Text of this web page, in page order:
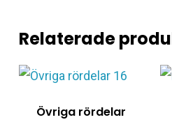
Relaterade
Övriga rördelar